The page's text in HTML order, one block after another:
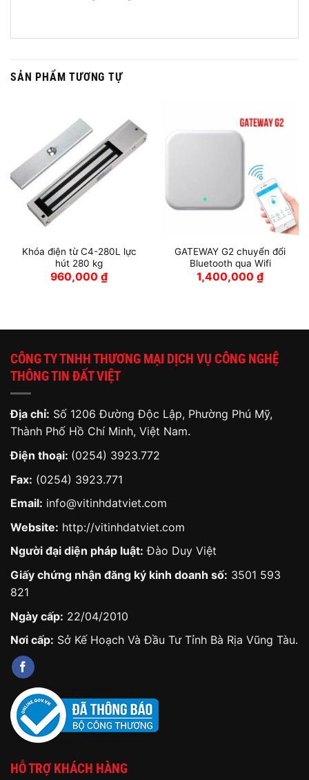
SẢN PHẨM TƯƠNG TỰ
Khóa điện từ C4-280L lực
hút 280 kg
960,000 ₫
GATEWAY G2 chuyển đổi
Bluetooth qua Wifi
1,400,000 ₫
CÔNG TY TNHH THƯƠNG MẠI DỊCH VỤ CÔNG NGHỆ
THÔNG TIN ĐẤT VIỆT
Địa chỉ: Số 1206 Đường Độc Lập, Phường Phú Mỹ,
Thành Phố Hồ Chí Minh, Việt Nam.
Điện thoại: (0254) 3923.772
Fax: (0254) 3923.771
Email: info@vitinhdatviet.com
Website: http://vitinhdatviet.com
Người đại diện pháp luật: Đào Duy Việt
Giấy chứng nhận đăng ký kinh doanh số: 3501 593
821
Ngày cấp: 22/04/2010
Nơi cấp: Sở Kế Hoạch Và Đầu Tư Tỉnh Bà Rịa Vũng Tàu.
HỖ TRỢ KHÁCH HÀNG